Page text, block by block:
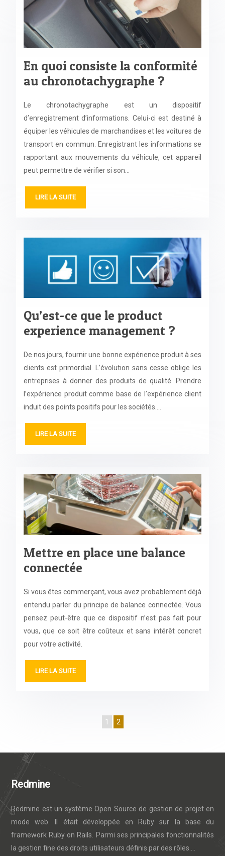
En quoi consiste la conformité
au chronotachygraphe ?
Le chronotachygraphe est un dispositif
d’enregistrement d’informations. Celui-ci est destiné à
équiper les véhicules de marchandises et les voitures de
transport en commun. Enregistrant les informations se
rapportant aux mouvements du véhicule, cet appareil
peut permettre de vérifier si son…
LIRE LA SUITE
Qu’est-ce que le product
experience management ?
De nos jours, fournir une bonne expérience produit à ses
clients est primordial. L’évolution sans cesse oblige les
entreprises à donner des produits de qualité. Prendre
l’expérience produit comme base de l’expérience client
induit des points positifs pour les sociétés….
LIRE LA SUITE
Mettre en place une balance
connectée
Si vous êtes commerçant, vous avez probablement déjà
entendu parler du principe de balance connectée. Vous
pensez peut-être que ce dispositif n’est pas fait pour
vous, que ce soit être coûteux et sans intérêt concret
pour votre activité.
LIRE LA SUITE
1 2
Redmine
Redmine est un système Open Source de gestion de projet en
mode web. Il était développée en Ruby sur la base du
framework Ruby on Rails. Parmi ses principales fonctionnalités
la gestion fine des droits utilisateurs définis par des rôles....